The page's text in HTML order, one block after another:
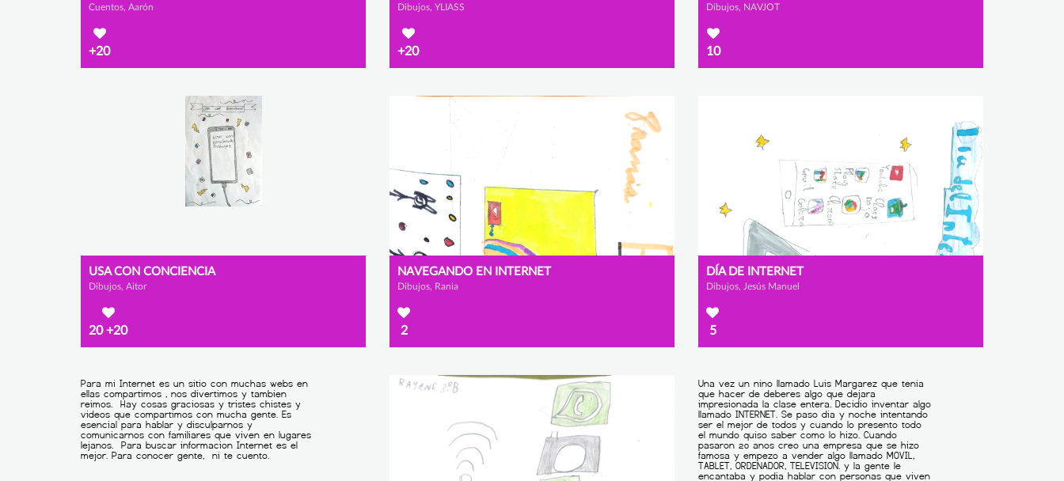
Cuentos, Aarón
+20
Dibujos, YLIASS
+20
Dibujos, NAVJOT
10
USA CON CONCIENCIA
Dibujos, Aitor
20+20
NAVEGANDO EN INTERNET
Dibujos, Rania
2
DÍA DE INTERNET
Dibujos, Jesús Manuel
5